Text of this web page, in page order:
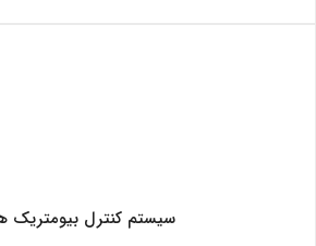
سیستم کنترل بیومتریک